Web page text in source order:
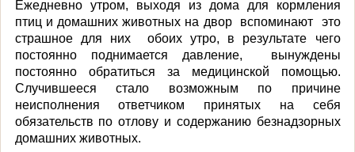
Ежедневно утром, выходя из дома для кормления
птиц и домашних животных на двор
вспоминают
это
страшное для них
обоих утро, в результате чего
постоянно поднимается давление,
вынуждены
постоянно обратиться за медицинской помощью.
Случившееся стало возможным по причине
неисполнения ответчиком принятых на себя
обязательств по отлову и содержанию безнадзорных
домашних животных.